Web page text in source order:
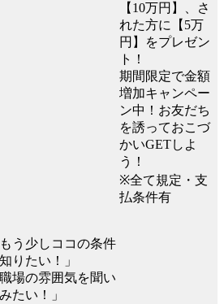
【10万円】、さ
れた方に【5万
円】をプレゼン
ト！
期間限定で金額
増加キャンペー
ン中！お友だち
を誘っておこづ
かいGETしよ
う！
※全て規定・支
払条件有
もう少しココの条件
りたい！」
職場の雰囲気を聞い
たい！」